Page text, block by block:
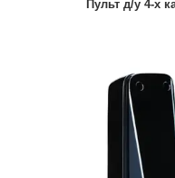
Пульт д/у 4-х